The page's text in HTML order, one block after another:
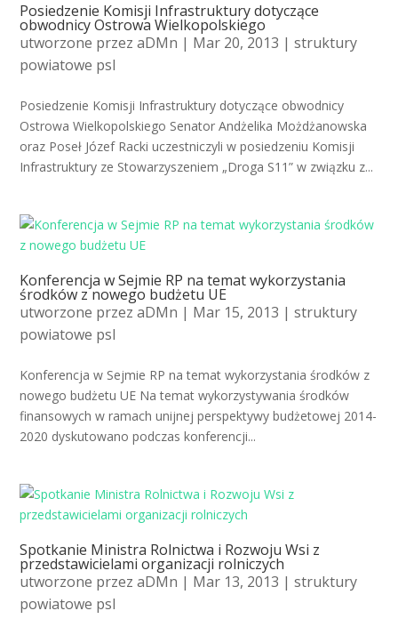
Posiedzenie Komisji Infrastruktury dotyczące
obwodnicy Ostrowa Wielkopolskiego
utworzone przezaDMn | Mar 20, 2013 |struktury
powiatowe psl
Posiedzenie Komisji Infrastruktury dotyczące obwodnicy
Ostrowa Wielkopolskiego Senator Andżelika Możdżanowska
oraz Poseł Józef Racki uczestniczyli w posiedzeniu Komisji
Infrastruktury ze Stowarzyszeniem „Droga S11” w związku z...
Konferencja w Sejmie RP na temat wykorzystania
środków z nowego budżetu UE
utworzone przezaDMn | Mar 15, 2013 |struktury
powiatowe psl
Konferencja w Sejmie RP na temat wykorzystania środków z
nowego budżetu UE Na temat wykorzystywania środków
finansowych w ramach unijnej perspektywy budżetowej 2014-
2020 dyskutowano podczas konferencji...
Spotkanie Ministra Rolnictwa i Rozwoju Wsi z
przedstawicielami organizacji rolniczych
utworzone przezaDMn | Mar 13, 2013 |struktury
powiatowe psl